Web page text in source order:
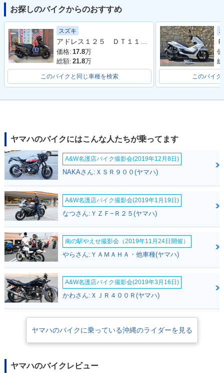
登場
お探しのバイクからのおすすめ
スズキ
価格: 17.8万
総額: 21.8万
このバイクと同じ車種を検索 このバイク
ヤマハのバイクにはこんな人たちが乗ってます
A&W名護店バイク撮影会(2019年12月8日)
NAKAさん:ＸＳＲ９００(ヤマハ)
A&W名護店バイク撮影会(2019年1月19日)
なつさん:ＹＺＦ−Ｒ２５(ヤマハ)
南の駅やえせ撮影会（2019年11月24日開催）
やらさん:ＹＡＭＡＨＡ・他車種(ヤマハ)
A&W名護店バイク撮影会(2019年3月16日)
かわさん:ＸＪＲ４００Ｒ(ヤマハ)
ヤマハのバイクに乗っている沖縄のライダーを見る
ヤマハのバイクレビュー